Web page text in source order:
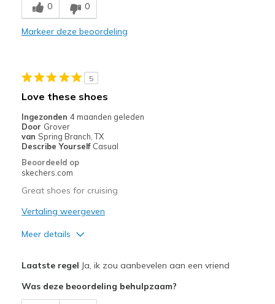
Comfortable
Beste toepassingen
Going Out
Travel
Width
View On Shoes
0 0
Markeer deze beoordeling
5
Love these shoes
Ingezonden 4 maanden geleden
Door Grover
van Spring Branch, TX
Describe Yourself Casual
Beoordeeld op
skechers.com
Great shoes for cruising
Vertaling weergeven
Meer details
Stylish
Laatste regel Ja, ik zou aanbevelen aan een vriend
Was deze beoordeling behulpzaam?